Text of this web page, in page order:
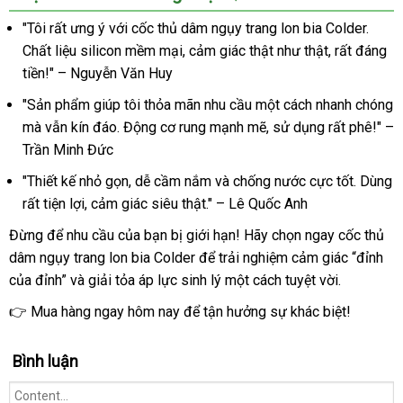
"Tôi rất ưng ý với cốc thủ dâm ngụy trang lon bia Colder.
Chất liệu silicon mềm mại, cảm giác thật như thật, rất đáng
tiền!" – Nguyễn Văn Huy
"Sản phẩm giúp tôi thỏa mãn nhu cầu một cách nhanh chóng
mà vẫn kín đáo. Động cơ rung mạnh mẽ, sử dụng rất phê!" –
Trần Minh Đức
"Thiết kế nhỏ gọn, dễ cầm nắm và chống nước cực tốt. Dùng
rất tiện lợi, cảm giác siêu thật." – Lê Quốc Anh
Đừng để nhu cầu của bạn bị giới hạn! Hãy chọn ngay cốc thủ
dâm ngụy trang lon bia Colder để trải nghiệm cảm giác “đỉnh
của đỉnh” và giải tỏa áp lực sinh lý một cách tuyệt vời.
👉 Mua hàng ngay hôm nay để tận hưởng sự khác biệt!
Bình luận